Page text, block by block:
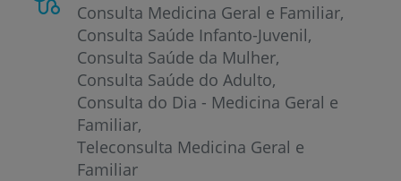
Consulta Medicina Geral e Familiar
Consulta Saúde Infanto-Juvenil
Consulta Saúde da Mulher
Consulta Saúde do Adulto
Consulta do Dia - Medicina Geral e
Familiar
Teleconsulta Medicina Geral e
Familiar